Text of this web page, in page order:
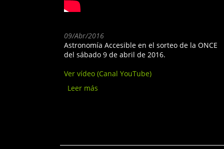
09/Abr/2016
Astronomía Accesible en el sorteo de la ONCE
del sábado 9 de abril de 2016.
Ver vídeo (Canal YouTube)
Leer más